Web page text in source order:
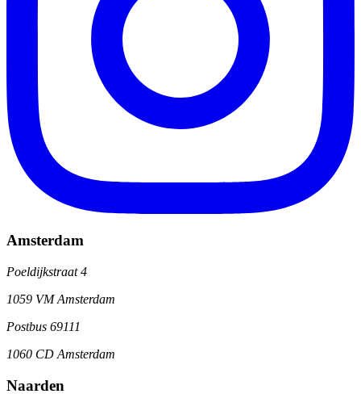
Amsterdam
Poeldijkstraat 4
1059 VM Amsterdam
Postbus 69111
1060 CD Amsterdam
Naarden